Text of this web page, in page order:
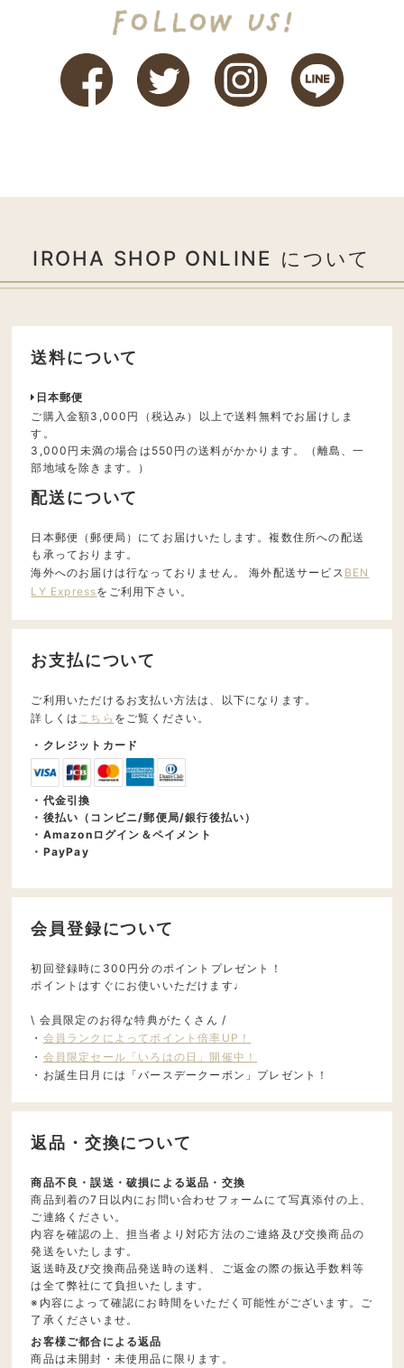
IROHA SHOP ONLINE について
送料について
日本郵便
ご購入金額3,000円（税込み）以上で送料無料でお届けしま
す。
3,000円未満の場合は550円の送料がかかります。（離島、一
部地域を除きます。）
配送について
日本郵便（郵便局）にてお届けいたします。複数住所への配送
も承っております。
海外へのお届けは行なっておりません。 海外配送サービス BEN
LY Expressをご利用下さい。
お支払について
ご利用いただけるお支払い方法は、以下になります。
詳しくは こちら をご覧ください。
・クレジットカード
・代金引換
・後払い（コンビニ/郵便局/銀行後払い）
・Amazonログイン＆ペイメント
・PayPay
会員登録について
初回登録時に300円分のポイントプレゼント！
ポイントはすぐにお使いいただけます♩
\ 会員限定のお得な特典がたくさん /
・ 会員ランクによってポイント倍率UP！
・ 会員限定セール「いろはの日」開催中！
・お誕生日月には「バースデークーポン」プレゼント！
返品・交換について
商品不良・誤送・破損による返品・交換
商品到着の7日以内にお問い合わせフォームにて写真添付の上、
ご連絡ください。
内容を確認の上、担当者より対応方法のご連絡及び交換商品の
発送をいたします。
返送時及び交換商品発送時の送料、ご返金の際の振込手数料等
は全て弊社にて負担いたします。
※内容によって確認にお時間をいただく可能性がございます。ご
了承くださいませ。
お客様ご都合による返品
商品は未開封・未使用品に限ります。